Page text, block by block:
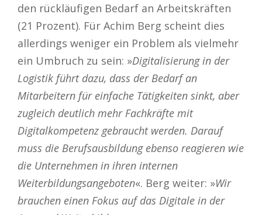
den rückläufigen Bedarf an Arbeitskräften
(21 Prozent). Für Achim Berg scheint dies
allerdings weniger ein Problem als vielmehr
ein Umbruch zu sein: »Digitalisierung in der
Logistik führt dazu, dass der Bedarf an
Mitarbeitern für einfache Tätigkeiten sinkt, aber
zugleich deutlich mehr Fachkräfte mit
Digitalkompetenz gebraucht werden. Darauf
muss die Berufsausbildung ebenso reagieren wie
die Unternehmen in ihren internen
Weiterbildungsangeboten«. Berg weiter: »Wir
brauchen einen Fokus auf das Digitale in der